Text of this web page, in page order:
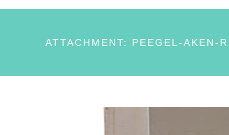
ATTACHMENT: PEEGEL-AKEN-